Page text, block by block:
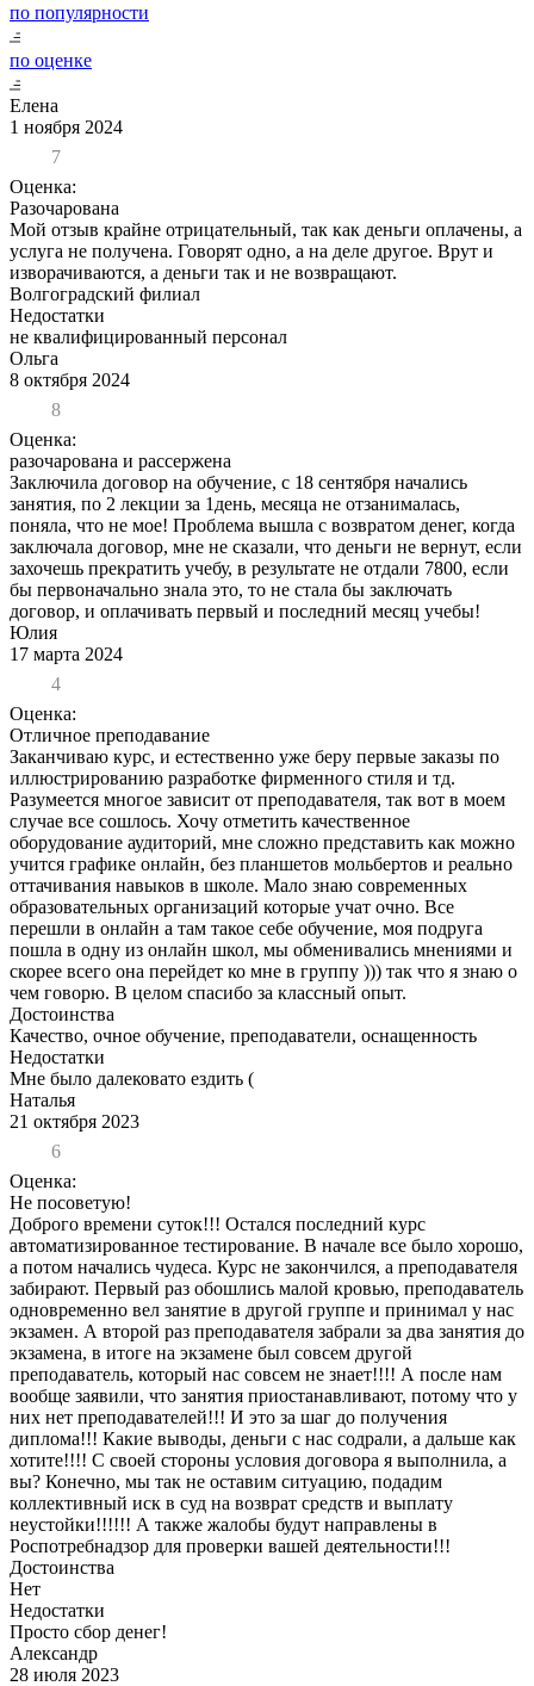
по популярности
по оценке
Елена
1 ноября 2024
7
Оценка:
Разочарована
Мой отзыв крайне отрицательный, так как деньги оплачены, а
услуга не получена. Говорят одно, а на деле другое. Врут и
изворачиваются, а деньги так и не возвращают.
Волгоградский филиал
Недостатки
не квалифицированный персонал
Ольга
8 октября 2024
8
Оценка:
разочарована и рассержена
Заключила договор на обучение, с 18 сентября начались
занятия, по 2 лекции за 1день, месяца не отзанималась,
поняла, что не мое! Проблема вышла с возвратом денег, когда
заключала договор, мне не сказали, что деньги не вернут, если
захочешь прекратить учебу, в результате не отдали 7800, если
бы первоначально знала это, то не стала бы заключать
договор, и оплачивать первый и последний месяц учебы!
Юлия
17 марта 2024
4
Оценка:
Отличное преподавание
Заканчиваю курс, и естественно уже беру первые заказы по
иллюстрированию разработке фирменного стиля и тд.
Разумеется многое зависит от преподавателя, так вот в моем
случае все сошлось. Хочу отметить качественное
оборудование аудиторий, мне сложно представить как можно
учится графике онлайн, без планшетов мольбертов и реально
оттачивания навыков в школе. Мало знаю современных
образовательных организаций которые учат очно. Все
перешли в онлайн а там такое себе обучение, моя подруга
пошла в одну из онлайн школ, мы обменивались мнениями и
скорее всего она перейдет ко мне в группу ))) так что я знаю о
чем говорю. В целом спасибо за классный опыт.
Достоинства
Качество, очное обучение, преподаватели, оснащенность
Недостатки
Мне было далековато ездить (
Наталья
21 октября 2023
6
Оценка:
Не посоветую!
Доброго времени суток!!! Остался последний курс
автоматизированное тестирование. В начале все было хорошо,
а потом начались чудеса. Курс не закончился, а преподавателя
забирают. Первый раз обошлись малой кровью, преподаватель
одновременно вел занятие в другой группе и принимал у нас
экзамен. А второй раз преподавателя забрали за два занятия до
экзамена, в итоге на экзамене был совсем другой
преподаватель, который нас совсем не знает!!!! А после нам
вообще заявили, что занятия приостанавливают, потому что у
них нет преподавателей!!! И это за шаг до получения
диплома!!! Какие выводы, деньги с нас содрали, а дальше как
хотите!!!! С своей стороны условия договора я выполнила, а
вы? Конечно, мы так не оставим ситуацию, подадим
коллективный иск в суд на возврат средств и выплату
неустойки!!!!!! А также жалобы будут направлены в
Роспотребнадзор для проверки вашей деятельности!!!
Достоинства
Нет
Недостатки
Просто сбор денег!
Александр
28 июля 2023